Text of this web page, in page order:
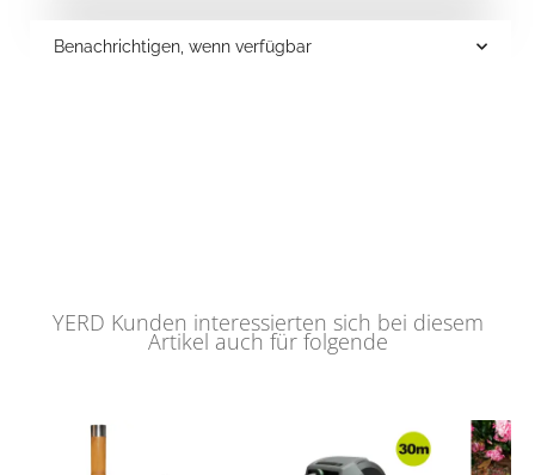
Benachrichtigen, wenn verfügbar
YERD Kunden interessierten sich bei diesem
Artikel auch für folgende